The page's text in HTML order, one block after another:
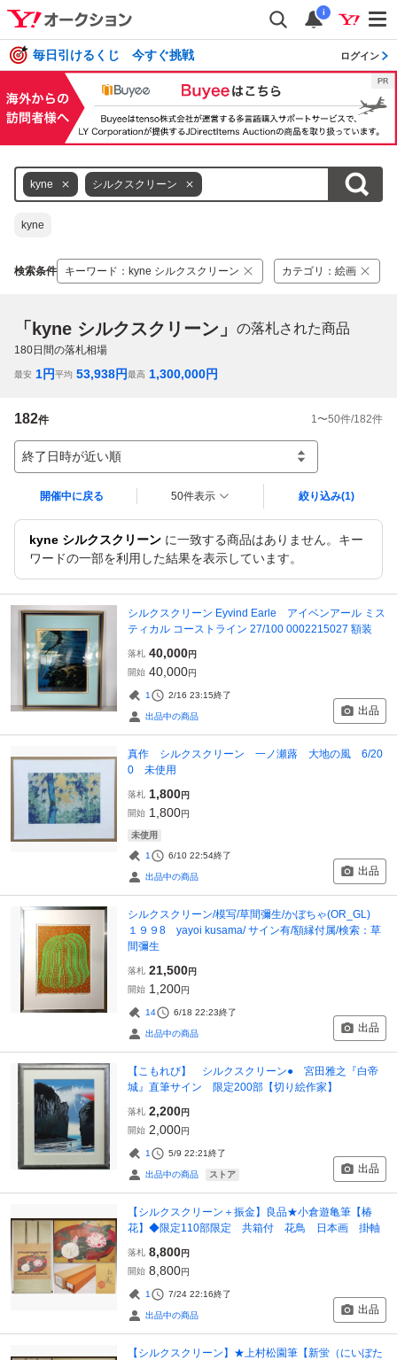
i
毎日引けるくじ 今すぐ挑戦 ログイン
kyne シルクスクリーン
kyne
検索条件 キーワード ： kyne シルクスクリーン カテゴリ ： 絵画
「kyne シルクスクリーン」 の落札された商品
180日間の落札相場
最安 1円平均 53,938円最高 1,300,000円
182件 1 〜50件/182件
終了日時が近い順
開催中に戻る 50件表示 絞り込み(1)
kyne シルクスクリーン に一致する商品はありません。キー
ワードの一部を利用した結果を表示しています。
シルクスクリーン Eyvind Earle アイベンアール ミス
ティカル コーストライン 27/100 0002215027 額装
落札 40,000円
開始 40,000円
1 2/16 23:15終了
出品中の商品 出品
真作 シルクスクリーン 一ノ瀬蕗 大地の風 6/20
0 未使用
落札 1,800円
開始 1,800円
未使用
1 6/10 22:54終了
出品中の商品 出品
シルクスクリーン/模写/草間彌生/かぼちゃ(OR_GL)
１９９8 yayoi kusama/ サイン有/額縁付属/検索：草
間彌生
落札 21,500円
開始 1,200円
14 6/18 22:23終了
出品中の商品 出品
【こもれび】 シルクスクリーン● 宮田雅之『白帝
城』直筆サイン 限定200部【切り絵作家】
落札 2,200円
開始 2,000円
1 5/9 22:21終了
出品中の商品 ストア 出品
【シルクスクリーン＋振金】良品★小倉遊亀筆【椿
花】◆限定110部限定 共箱付 花鳥 日本画 掛軸
落札 8,800円
開始 8,800円
1 7/24 22:16終了
出品中の商品 出品
【シルクスクリーン】★上村松園筆【新蛍（にいぼた